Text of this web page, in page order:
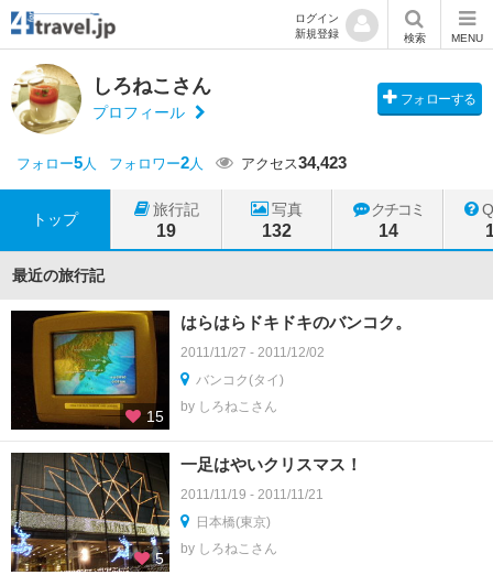
ログイン
新規登録
検索 MENU
しろねこさん
プロフィール
フォローする
フォロー5人 フォロワー2人 アクセス34,423
トップ
旅行記
19
写真
132
クチコミ
14
最近の旅行記
15
はらはらドキドキのバンコク。
2011/11/27 - 2011/12/02
バンコク(タイ)
by しろねこさん
5
一足はやいクリスマス！
2011/11/19 - 2011/11/21
日本橋(東京)
by しろねこさん